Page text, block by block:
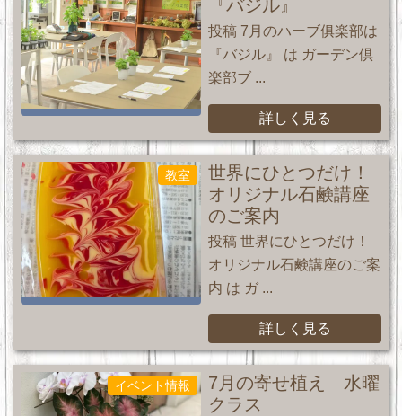
『バジル』
投稿 7月のハーブ俱楽部は
『バジル』 は ガーデン倶
楽部ブ ...
詳しく見る
教室
世界にひとつだけ！
オリジナル石鹸講座
のご案内
投稿 世界にひとつだけ！
オリジナル石鹸講座のご案
内 は ガ ...
詳しく見る
イベント情報
7月の寄せ植え 水曜
クラス